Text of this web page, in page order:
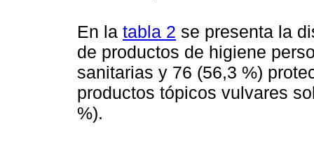
En la tabla 2 se presenta la
de productos de higiene
sanitarias y 76 (56,3 %)
productos tópicos vulvares
%).